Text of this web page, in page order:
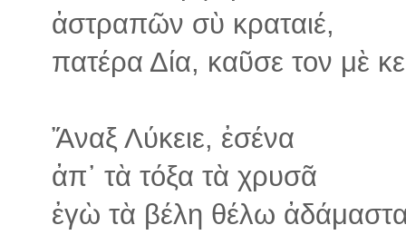
ἀστραπῶν σὺ κραταιέ,
πατέρα Δία, καῦσε τον μὲ
Ἄναξ Λύκειε, ἐσένα
ἀπ᾽ τὰ τόξα τὰ χρυσᾶ
ἐγὼ τὰ βέλη θέλω